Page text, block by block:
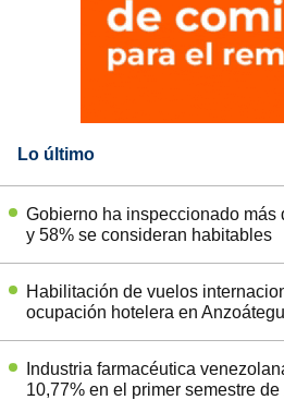
Lo último
Gobierno ha inspeccionado más
y 58% se consideran habitables
Habilitación de vuelos
ocupación hotelera en
Industria farmacéutica
10,77% en el primer semestre de